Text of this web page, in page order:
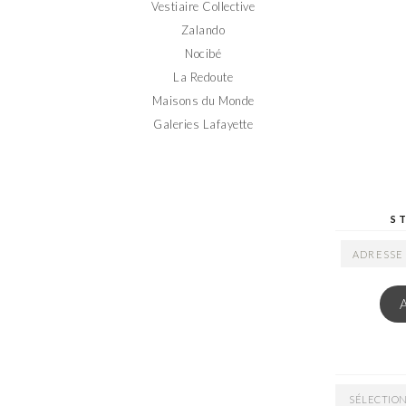
Vestiaire Collective
Zalando
Nocibé
La Redoute
Maisons du Monde
Galeries Lafayette
ADRESSE
ARCHIVES